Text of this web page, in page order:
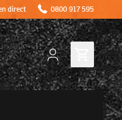
direct 0800 917 595